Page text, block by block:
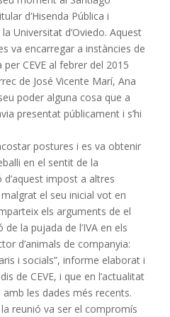
d’Hisenda Pública i
Universitat d’Oviedo. Aquest
va encarregar a instàncies de
CEVE al febrer del 2015
de José Vicente Marí, Ana
poder alguna cosa que a
presentat públicament i s’hi
postures i es va obtenir
en el sentit de la
d’aquest impost a altres
el seu inicial vot en
els arguments de el
la pujada de l’IVA en els
d’animals de companyia:
i socials”, informe elaborat i
de CEVE, i que en l’actualitat
les dades més recents.
reunió va ser el compromís